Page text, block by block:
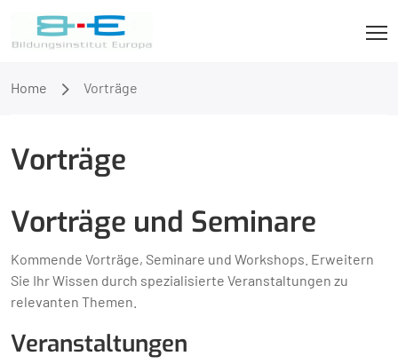
Home Vorträge
Vorträge
Vorträge und Seminare
Kommende Vorträge, Seminare und Workshops. Erweitern
Sie Ihr Wissen durch spezialisierte Veranstaltungen zu
relevanten Themen.
Veranstaltungen